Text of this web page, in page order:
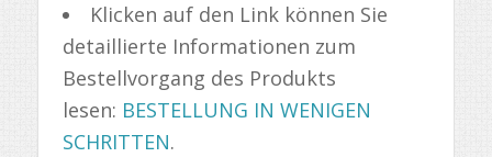
Klicken auf den Link können Sie
detaillierte Informationen zum
Bestellvorgang des Produkts
lesen: BESTELLUNG IN WENIGEN
SCHRITTEN.